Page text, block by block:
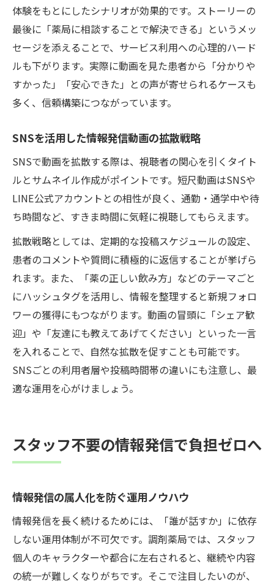
体験をもとにしたシナリオが効果的です。ストーリーの
最後に「薬局に相談することで解決できる」というメッ
セージを添えることで、サービス利用への心理的ハード
ルも下がります。実際に動画を見た患者から「分かりや
すかった」「安心できた」との声が寄せられるケースも
多く、信頼構築につながっています。
SNSを活用した情報発信動画の拡散戦略
SNSで動画を拡散する際は、視聴者の関心を引くタイト
ルとサムネイル作成がポイントです。短尺動画はSNSや
LINE公式アカウントとの相性が良く、通勤・通学中や待
ち時間など、すきま時間に気軽に視聴してもらえます。
拡散戦略としては、定期的な投稿スケジュールの設定、
患者のコメントや質問に積極的に返信することが挙げら
れます。また、「薬の正しい飲み方」などのテーマごと
にハッシュタグを活用し、情報を整理すると新規フォロ
ワーの獲得にもつながります。動画の冒頭に「シェア歓
迎」や「友達にも教えてあげてください」といった一言
を入れることで、自然な拡散を促すことも可能です。
SNSごとの利用者層や投稿時間帯の違いにも注意し、最
適な運用を心がけましょう。
スタッフ不要の情報発信で負担ゼロへ
情報発信の属人化を防ぐ運用ノウハウ
情報発信を長く続けるためには、「誰が話すか」に依存
しない運用体制が不可欠です。調剤薬局では、スタッフ
個人のキャラクターや都合に左右されると、継続や内容
の統一が難しくなりがちです。そこで注目したいのが、